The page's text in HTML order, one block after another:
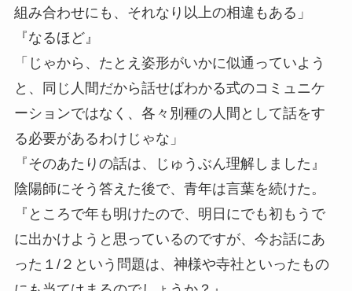
組み合わせにも、それなり以上の相違もある」
『なるほど』
「じゃから、たとえ姿形がいかに似通っていよう
と、同じ人間だから話せばわかる式のコミュニケ
ーションではなく、各々別種の人間として話をす
る必要があるわけじゃな」
『そのあたりの話は、じゅうぶん理解しました』
陰陽師にそう答えた後で、青年は言葉を続けた。
『ところで年も明けたので、明日にでも初もうで
に出かけようと思っているのですが、今お話にあ
った１/２という問題は、神様や寺社といったもの